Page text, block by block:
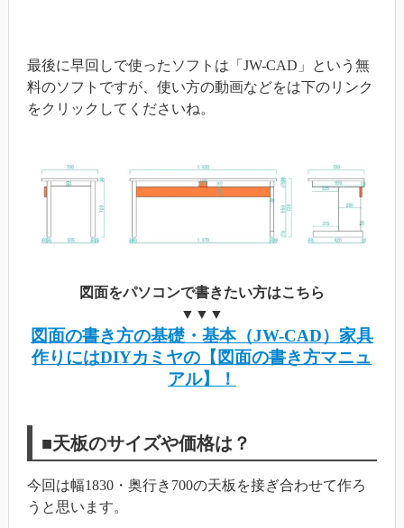
最後に早回しで使ったソフトは「JW-CAD」という無
料のソフトですが、使い方の動画などをは下のリンク
をクリックしてくださいね。
図面をパソコンで書きたい方はこちら
▼▼▼
図面の書き方の基礎・基本（JW-CAD）家具
作りにはDIYカミヤの【図面の書き方マニュ
アル】！
■天板のサイズや価格は？
今回は幅1830・奥行き700の天板を接ぎ合わせて作ろ
うと思います。